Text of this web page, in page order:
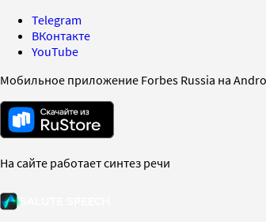
Telegram
ВКонтакте
YouTube
Мобильное приложение Forbes Russia на
На сайте работает синтез речи